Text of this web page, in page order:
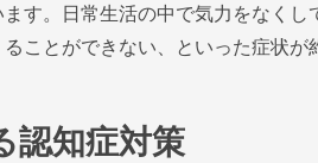
す。日常生活の中で気力をなく
ことができない、といった症状
認知症対策